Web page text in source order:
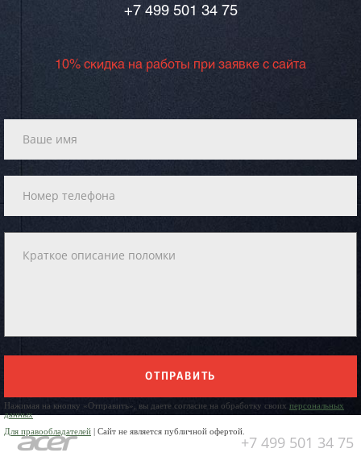
+7 499 501 34 75
10% скидка на работы при заявке с сайта
ОТПРАВИТЬ
Нажимая на кнопку «Отправить», вы даете согласие на обработку своих персональных
данных
Для правообладателей | Сайт не является публичной офертой.
+7 499 501 34 75